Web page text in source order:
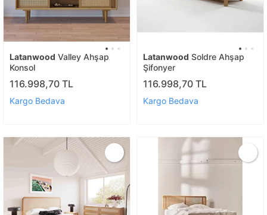
Latanwood Valley Ahşap
Konsol
116.998,70 TL
Kargo Bedava
Latanwood Soldre Ahşap
Şifonyer
116.998,70 TL
Kargo Bedava